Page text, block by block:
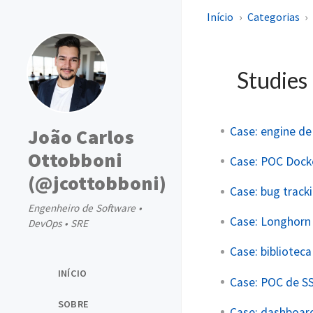
João Carlos
Ottobboni
(@jcottobboni)
Engenheiro de Software •
DevOps • SRE
INÍCIO
SOBRE
Início Categorias
Studies
Case: engine
Case: POC
Case: bug
Case:
Case:
Case: POC de